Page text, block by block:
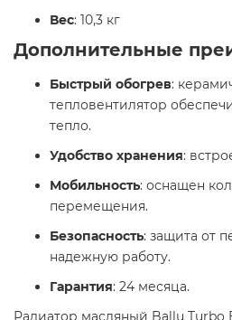
Вес: 10,3 кг​
Дополнительные
Быстрый обогрев:
тепловентилятор
тепло.
Удобство хранения:
Мобильность: оснащен
перемещения.
Безопасность: защита от
надежную работу.
Гарантия: 24 месяца.
Радиатор масляный Ballu Turbo